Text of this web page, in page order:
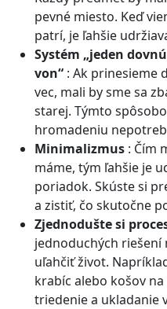
pevné miesto. Keď
patrí, je ľahšie
Systém „jeden
von“ : Ak prinesieme
vec, mali by sme sa
starej. Týmto
hromadeniu
Minimalizmus : Čím
máme, tým ľahšie je
poriadok. Skúste si
a zistiť, čo skutočne
Zjednodušte si
jednoduchých riešení
uľahčiť život.
krabíc alebo košov
triedenie a ukladanie